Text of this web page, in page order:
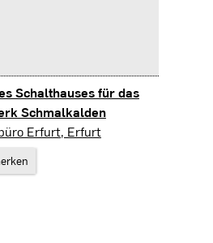
Schalthauses für das
Schmalkalden
Erfurt, Erfurt